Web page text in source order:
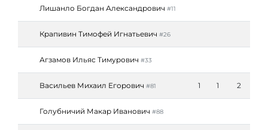
Лишанло Богдан Александрович #11
Крапивин Тимофей Игнатьевич #26
Агзамов Ильяс Тимурович #33
Васильев Михаил Егорович #81 1 1 2
Голубничий Макар Иванович #88